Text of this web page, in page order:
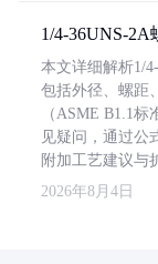
1/4-36UNS-
本文详细解析1/
包括外径、螺距
（ASME B1.1
见疑问，通过公
附加工艺建议与
2026年8月4日